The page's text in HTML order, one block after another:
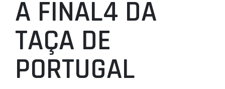
ÁREA TÉCNICA
PROJETOS
LIGA BETCLIC MASCULINA
LIGA BETCLIC FEMININA
A FINAL4 DA
TAÇA DE
PORTUGAL